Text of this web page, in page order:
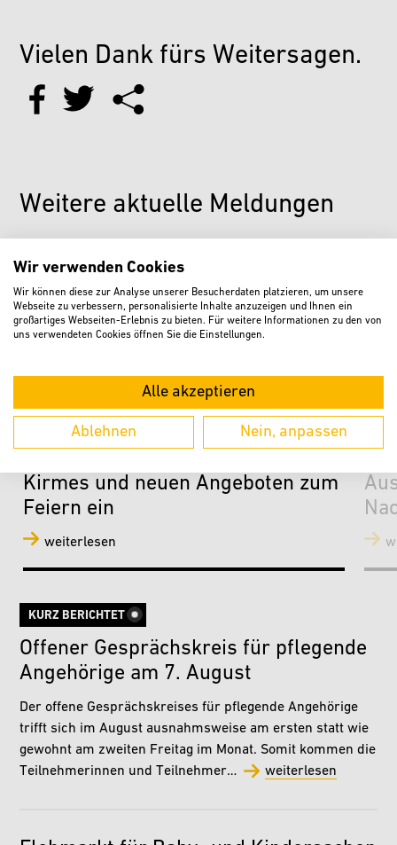
Vielen Dank fürs Weitersagen.
Weitere aktuelle Meldungen
Kirmes und neuen Angeboten zum
Feiern ein
weiterlesen
KURZ BERICHTET
Offener Gesprächskreis für pflegende
Angehörige am 7. August
Der offene Gesprächskreises für pflegende Angehörige
trifft sich im August ausnahmsweise am ersten statt wie
gewohnt am zweiten Freitag im Monat. Somit kommen die
Teilnehmerinnen und Teilnehmer…
weiterlesen
Wir verwenden Cookies
Wir können diese zur Analyse unserer Besucherdaten platzieren, um unsere
Webseite zu verbessern, personalisierte Inhalte anzuzeigen und Ihnen ein
großartiges Webseiten-Erlebnis zu bieten. Für weitere Informationen zu den von
uns verwendeten Cookies öffnen Sie die Einstellungen.
Alle akzeptieren
Ablehnen Nein, anpassen